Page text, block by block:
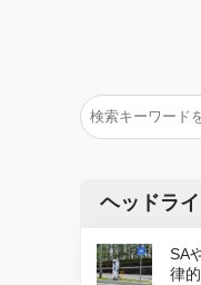
ヘッドラ
SA
律